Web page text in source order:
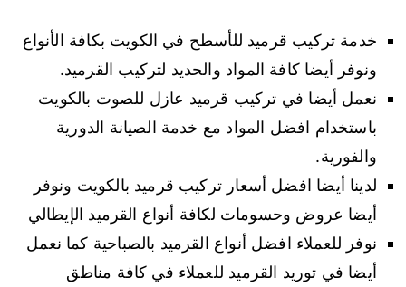
خدمة تركيب قرميد للأسطح في الكويت بكافة الأنواع
ونوفر أيضا كافة المواد والحديد لتركيب القرميد.
نعمل أيضا في تركيب قرميد عازل للصوت بالكويت
باستخدام افضل المواد مع خدمة الصيانة الدورية
والفورية.
لدينا أيضا افضل أسعار تركيب قرميد بالكويت ونوفر
أيضا عروض وحسومات لكافة أنواع القرميد الإيطالي
نوفر للعملاء افضل أنواع القرميد بالصباحية كما نعمل
أيضا في توريد القرميد للعملاء في كافة مناطق